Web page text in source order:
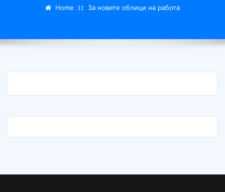
Home За новите облици на работа